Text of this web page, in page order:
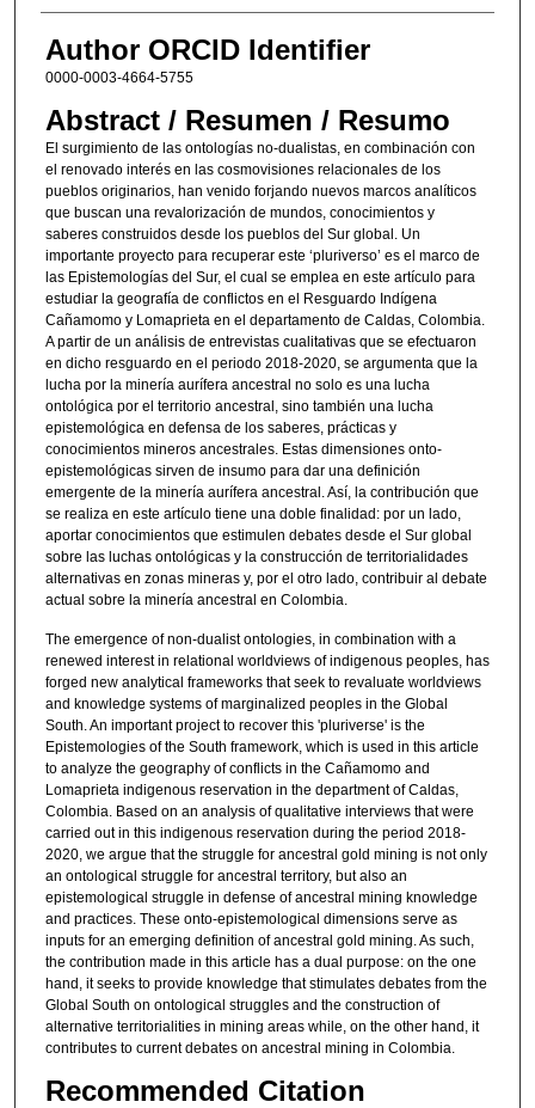
Author ORCID Identifier
0000-0003-4664-5755
Abstract / Resumen / Resumo
El surgimiento de las ontologías no-dualistas, en combinación con
el renovado interés en las cosmovisiones relacionales de los
pueblos originarios, han venido forjando nuevos marcos analíticos
que buscan una revalorización de mundos, conocimientos y
saberes construidos desde los pueblos del Sur global. Un
importante proyecto para recuperar este ‘pluriverso’ es el marco de
las Epistemologías del Sur, el cual se emplea en este artículo para
estudiar la geografía de conflictos en el Resguardo Indígena
Cañamomo y Lomaprieta en el departamento de Caldas, Colombia.
A partir de un análisis de entrevistas cualitativas que se efectuaron
en dicho resguardo en el periodo 2018-2020, se argumenta que la
lucha por la minería aurífera ancestral no solo es una lucha
ontológica por el territorio ancestral, sino también una lucha
epistemológica en defensa de los saberes, prácticas y
conocimientos mineros ancestrales. Estas dimensiones onto-
epistemológicas sirven de insumo para dar una definición
emergente de la minería aurífera ancestral. Así, la contribución que
se realiza en este artículo tiene una doble finalidad: por un lado,
aportar conocimientos que estimulen debates desde el Sur global
sobre las luchas ontológicas y la construcción de territorialidades
alternativas en zonas mineras y, por el otro lado, contribuir al debate
actual sobre la minería ancestral en Colombia.
The emergence of non-dualist ontologies, in combination with a
renewed interest in relational worldviews of indigenous peoples, has
forged new analytical frameworks that seek to revaluate worldviews
and knowledge systems of marginalized peoples in the Global
South. An important project to recover this 'pluriverse' is the
Epistemologies of the South framework, which is used in this article
to analyze the geography of conflicts in the Cañamomo and
Lomaprieta indigenous reservation in the department of Caldas,
Colombia. Based on an analysis of qualitative interviews that were
carried out in this indigenous reservation during the period 2018-
2020, we argue that the struggle for ancestral gold mining is not only
an ontological struggle for ancestral territory, but also an
epistemological struggle in defense of ancestral mining knowledge
and practices. These onto-epistemological dimensions serve as
inputs for an emerging definition of ancestral gold mining. As such,
the contribution made in this article has a dual purpose: on the one
hand, it seeks to provide knowledge that stimulates debates from the
Global South on ontological struggles and the construction of
alternative territorialities in mining areas while, on the other hand, it
contributes to current debates on ancestral mining in Colombia.
Recommended Citation